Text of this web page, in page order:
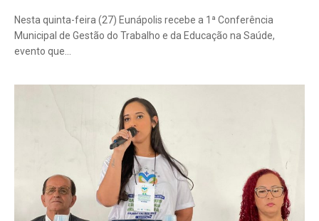
Nesta quinta-feira (27) Eunápolis recebe a 1ª Conferência
Municipal de Gestão do Trabalho e da Educação na Saúde,
evento que…